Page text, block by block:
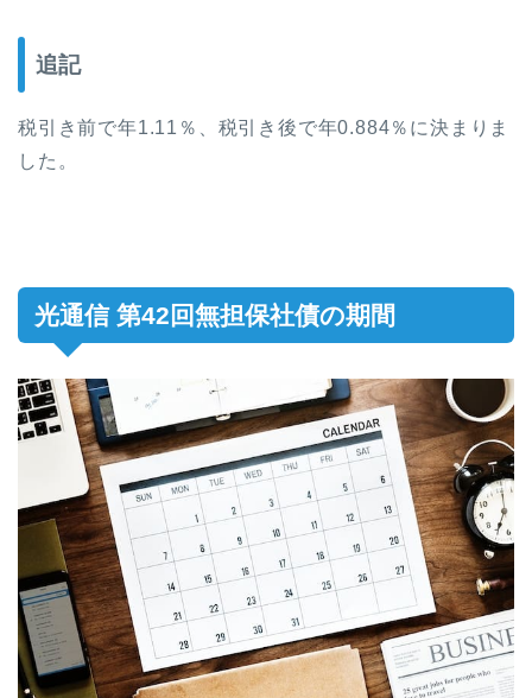
追記
税引き前で年1.11％、税引き後で年0.884％に決まりま
した。
光通信 第42回無担保社債の期間